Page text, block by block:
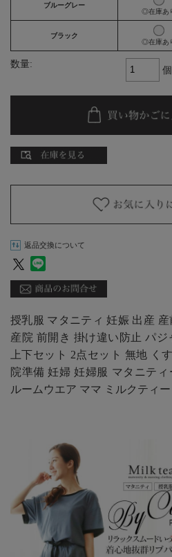
ブルーグレー
◎在庫あ
ブラック
◎在庫あ
数量:
個
返品交換について
授乳服 マタニティ 妊娠 出産
産院 前開き 掛け違い防止 パジ
上下セット 2点セット 無地 く
院準備 妊婦 妊婦服 マタニテ
ルームウエア ママ ミルクティ